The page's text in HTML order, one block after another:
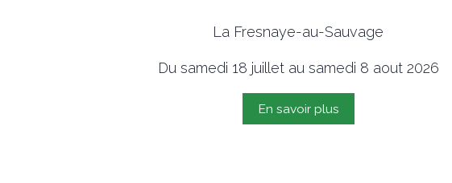
La Fresnaye-au-Sauvage
Du samedi 18 juillet au samedi 8 aout 2026
En savoir plus